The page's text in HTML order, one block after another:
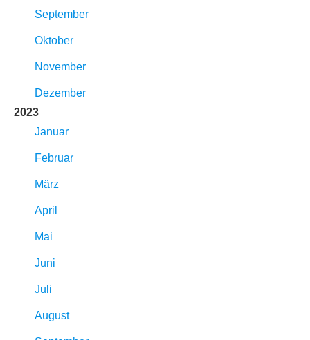
September
Oktober
November
Dezember
2023
Januar
Februar
März
April
Mai
Juni
Juli
August